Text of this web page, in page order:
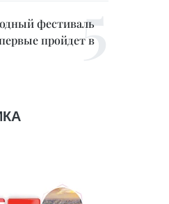
фестиваль
пройдет в